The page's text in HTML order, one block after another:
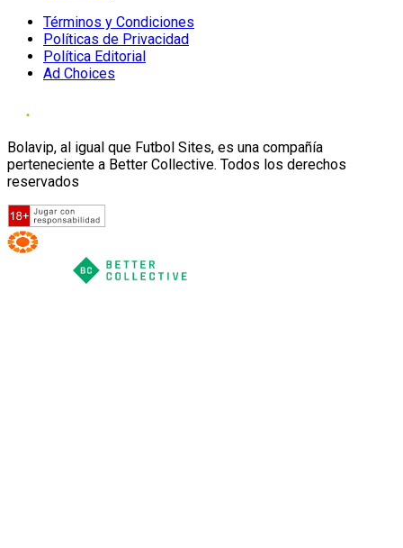
Términos y Condiciones
Políticas de Privacidad
Política Editorial
Ad Choices
Bolavip, al igual que Futbol Sites, es una compañía
perteneciente a Better Collective. Todos los derechos
reservados